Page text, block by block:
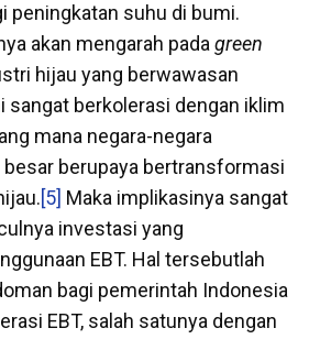
peningkatan suhu di bumi.
akan mengarah pada green
hijau yang berwawasan
sangat berkolerasi dengan iklim
mana negara-negara
berupaya bertransformasi
[5] Maka implikasinya sangat
investasi yang
EBT. Hal tersebutlah
bagi pemerintah Indonesia
EBT, salah satunya dengan